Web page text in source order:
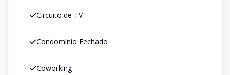
Circuito de TV
Condomínio Fechado
Coworking